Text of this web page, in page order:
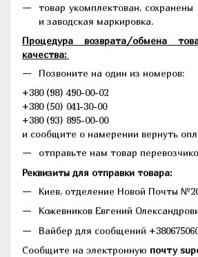
товар укомплектован, сохранены
и заводская маркировка.
Процедура возврата/обмена
качества:
Позвоните на один из номеров:
+380 (98) 490-00-02
+380 (50) 041-30-00
+380 (93) 895-00-00
и сообщите о намерении вернуть
отправьте нам товар
Реквизиты для отправки товара:
Киев, отделение Новой Почты
Кожевников Евгений
Вайбер для сообщений
Сообщите на электронную почту